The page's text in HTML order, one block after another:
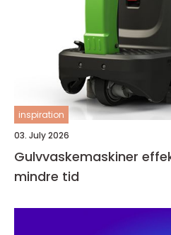
inspiration
03. July 2026
Gulvvaskemaskiner effektivt renhold på
mindre tid